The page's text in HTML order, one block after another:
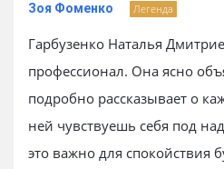
Зоя Фоменко Легенда
Гарбузенко Наталья
профессионал. Она ясно
подробно рассказывает о
ней чувствуешь себя под
это важно для спокойствия